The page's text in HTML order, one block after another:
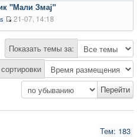
"Мали Змај"
21-07, 14:18
Показать темы за:
Тем: 183